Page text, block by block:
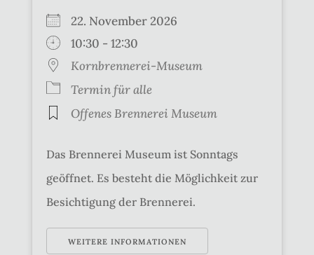
22. November 2026
10:30 - 12:30
Kornbrennerei-Museum
Termin für alle
Offenes Brennerei Museum
Das Brennerei Museum ist Sonntags
geöffnet. Es besteht die Möglichkeit zur
Besichtigung der Brennerei.
WEITERE INFORMATIONEN